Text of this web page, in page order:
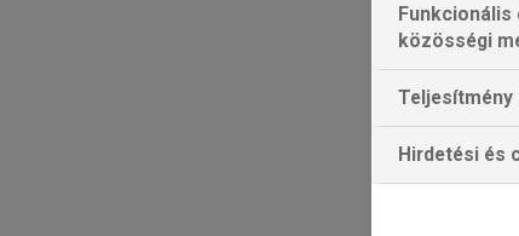
Funkcionális
közösségi
Teljesítmény
Hirdetési és